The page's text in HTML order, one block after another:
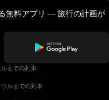
無料アプリ — 旅行の計画が
までの列車
ルまでの列車